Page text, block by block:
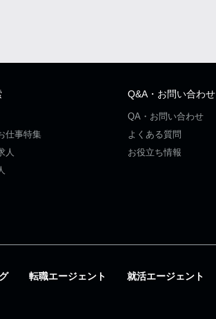
仕事特集
人
Q&A・お問い合わせ
QA・お問い合わせ
よくある質問
お役立ち情報
転職エージェント 就活エージェント